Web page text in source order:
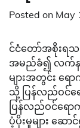
Posted on May
င်ငံတော်အစိုးရ
အမည်ခံ၍ လက်
များအတွင်း ရေ
သို့ ပြန်လည်ဝင်ရ
ပြန်လည်ဝင်ရ
ပံ့ပိုးမှုများ ဆေ